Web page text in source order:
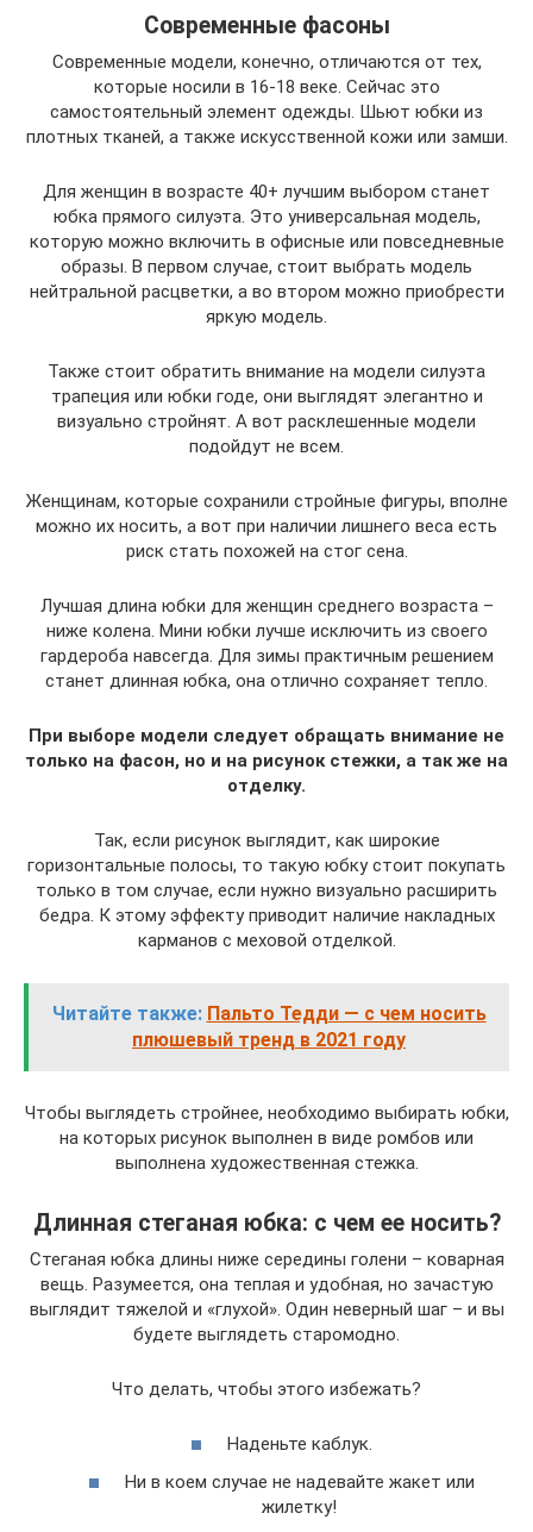
Современные фасоны
Современные модели, конечно, отличаются от тех,
которые носили в 16-18 веке. Сейчас это
самостоятельный элемент одежды. Шьют юбки из
плотных тканей, а также искусственной кожи или замши.
Для женщин в возрасте 40+ лучшим выбором станет
юбка прямого силуэта. Это универсальная модель,
которую можно включить в офисные или повседневные
образы. В первом случае, стоит выбрать модель
нейтральной расцветки, а во втором можно приобрести
яркую модель.
Также стоит обратить внимание на модели силуэта
трапеция или юбки годе, они выглядят элегантно и
визуально стройнят. А вот расклешенные модели
подойдут не всем.
Женщинам, которые сохранили стройные фигуры, вполне
можно их носить, а вот при наличии лишнего веса есть
риск стать похожей на стог сена.
Лучшая длина юбки для женщин среднего возраста –
ниже колена. Мини юбки лучше исключить из своего
гардероба навсегда. Для зимы практичным решением
станет длинная юбка, она отлично сохраняет тепло.
При выборе модели следует обращать внимание не
только на фасон, но и на рисунок стежки, а так же на
отделку.
Так, если рисунок выглядит, как широкие
горизонтальные полосы, то такую юбку стоит покупать
только в том случае, если нужно визуально расширить
бедра. К этому эффекту приводит наличие накладных
карманов с меховой отделкой.
Читайте также: Пальто Тедди — с чем носить
плюшевый тренд в 2021 году
Чтобы выглядеть стройнее, необходимо выбирать юбки,
на которых рисунок выполнен в виде ромбов или
выполнена художественная стежка.
Длинная стеганая юбка: с чем ее носить?
Стеганая юбка длины ниже середины голени – коварная
вещь. Разумеется, она теплая и удобная, но зачастую
выглядит тяжелой и «глухой». Один неверный шаг – и вы
будете выглядеть старомодно.
Что делать, чтобы этого избежать?
Наденьте каблук.
Ни в коем случае не надевайте жакет или
жилетку!